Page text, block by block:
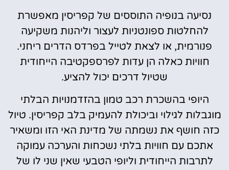
נסיעה בנופיה התוססים של קפריסין מאפשרת
להחלטות ספונטניות לעצור וליהנות משקיעה
פנורמית, או לצאת לטייל בפרדס הדרים ריחני.
חוויות כאלה הן עדות לפרספקטיבה הייחודית
שטיול דרכים יכול להציע.
היופי בהשכרת רכב טמון בהזדמנויות הבלתי
מוגבלות לגילוי וביכולת להעמיק בלב קפריסין. טיול
כזה חושף את נשמתה של מדינת האי הזו ומשאיר
אתכם עם חוויות בלתי נשכחות והערכה עמוקה
לתרבות הייחודית וליופי הטבעי שאין שני לו של